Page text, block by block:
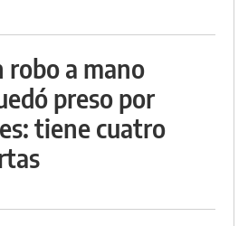
robo a mano
preso por
tiene cuatro